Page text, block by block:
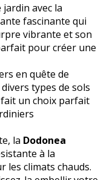
avec la
fascinante qui
vibrante et son
pour créer une
en quête de
types de sols
un choix parfait
la Dodonea
à la
les climats chauds.